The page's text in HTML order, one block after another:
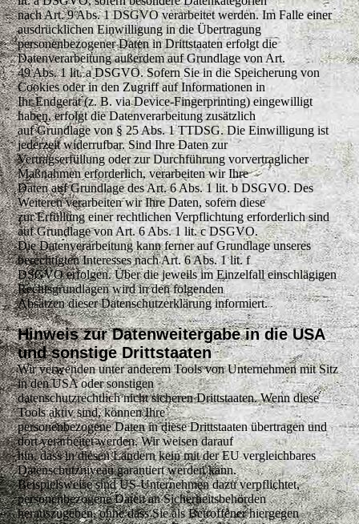
nach Art. 9 Abs. 1 DSGVO verarbeitet werden. Im Falle einer
ausdrücklichen Einwilligung in die Übertragung
personenbezogener Daten in Drittstaaten erfolgt die
Datenverarbeitung außerdem auf Grundlage von Art.
49 Abs. 1 lit. a DSGVO. Sofern Sie in die Speicherung von
Cookies oder in den Zugriff auf Informationen in
Ihr Endgerät (z. B. via Device-Fingerprinting) eingewilligt
haben, erfolgt die Datenverarbeitung zusätzlich
auf Grundlage von § 25 Abs. 1 TTDSG. Die Einwilligung ist
jederzeit widerrufbar. Sind Ihre Daten zur
Vertragserfüllung oder zur Durchführung vorvertraglicher
Maßnahmen erforderlich, verarbeiten wir Ihre
Daten auf Grundlage des Art. 6 Abs. 1 lit. b DSGVO. Des
Weiteren verarbeiten wir Ihre Daten, sofern diese
zur Erfüllung einer rechtlichen Verpflichtung erforderlich sind
auf Grundlage von Art. 6 Abs. 1 lit. c DSGVO.
Die Datenverarbeitung kann ferner auf Grundlage unseres
berechtigten Interesses nach Art. 6 Abs. 1 lit. f
DSGVO erfolgen. Über die jeweils im Einzelfall einschlägigen
Rechtsgrundlagen wird in den folgenden
Absätzen dieser Datenschutzerklärung informiert.
Hinweis zur Datenweitergabe in die USA
und sonstige Drittstaaten
Wir verwenden unter anderem Tools von Unternehmen mit Sitz
in den USA oder sonstigen
datenschutzrechtlich nicht sicheren Drittstaaten. Wenn diese
Tools aktiv sind, können Ihre
personenbezogene Daten in diese Drittstaaten übertragen und
dort verarbeitet werden. Wir weisen darauf
hin, dass in diesen Ländern kein mit der EU vergleichbares
Datenschutzniveau garantiert werden kann.
Beispielsweise sind US-Unternehmen dazu verpflichtet,
personenbezogene Daten an Sicherheitsbehörden
herauszugeben, ohne dass Sie als Betroffener hiergegen